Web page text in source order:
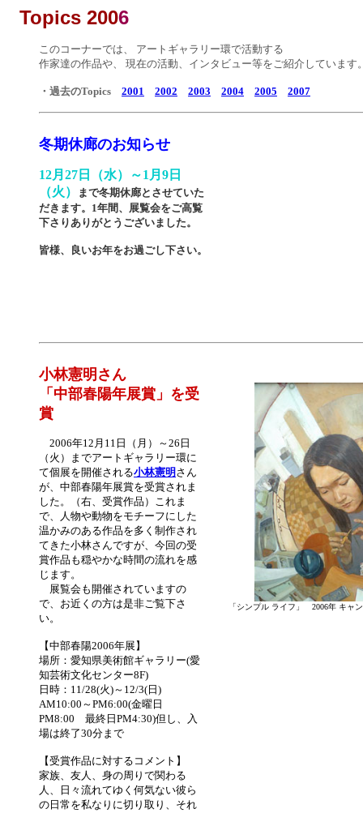
Topics 2006
このコーナーでは、 アートギャラリー環で活動する
作家達の作品や、 現在の活動、インタビュー等をご紹介しています
・過去のTopics 2001 2002 2003 2004 2005 2007
冬期休廊のお知らせ
12月27日（水）～1月9日
（火）
まで冬期休廊とさせていた
だきます。 1年間、展覧会をご高覧
下さりありがとうございました。
皆様、良いお年をお過ごし下さい。
小林憲明さん
「中部春陽年展賞」を受
賞
2006年12月11日（月）～26日
（火）までアートギャラリー環に
て個展を開催される小林憲明 さん
が、中部春陽年展賞を受賞されま
した。（右、受賞作品）これま
で、人物や動物をモチーフにした
温かみのある作品を多く制作され
てきた小林さんですが、今回の受
賞作品も穏やかな時間の流れを感
じます。
展覧会も開催されていますの
で、お近くの方は是非ご覧下さ
い。
【中部春陽2006年展】
場所：愛知県美術館ギャラリー(愛
知芸術文化センター8F)
日時：11/28(火)～12/3(日)
AM10:00～PM6:00(金曜日
PM8:00 最終日PM4:30)但し、入
場は終了30分まで
【受賞作品に対するコメント】
家族、友人、身の周りで関わる
人、日々流れてゆく何気ない彼ら
の日常を私なりに切り取り、それ
「シンプル ライフ」 2006年 キャ